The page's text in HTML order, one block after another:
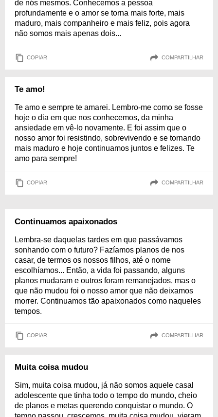
de nós mesmos. Conhecemos a pessoa
profundamente e o amor se torna mais forte, mais
maduro, mais companheiro e mais feliz, pois agora
não somos mais apenas dois...
COPIAR COMPARTILHAR
Te amo!
Te amo e sempre te amarei. Lembro-me como se fosse
hoje o dia em que nos conhecemos, da minha
ansiedade em vê-lo novamente. E foi assim que o
nosso amor foi resistindo, sobrevivendo e se tornando
mais maduro e hoje continuamos juntos e felizes. Te
amo para sempre!
COPIAR COMPARTILHAR
Continuamos apaixonados
Lembra-se daquelas tardes em que passávamos
sonhando com o futuro? Fazíamos planos de nos
casar, de termos os nossos filhos, até o nome
escolhíamos... Então, a vida foi passando, alguns
planos mudaram e outros foram remanejados, mas o
que não mudou foi o nosso amor que não deixamos
morrer. Continuamos tão apaixonados como naqueles
tempos.
COPIAR COMPARTILHAR
Muita coisa mudou
Sim, muita coisa mudou, já não somos aquele casal
adolescente que tinha todo o tempo do mundo, cheio
de planos e metas querendo conquistar o mundo. O